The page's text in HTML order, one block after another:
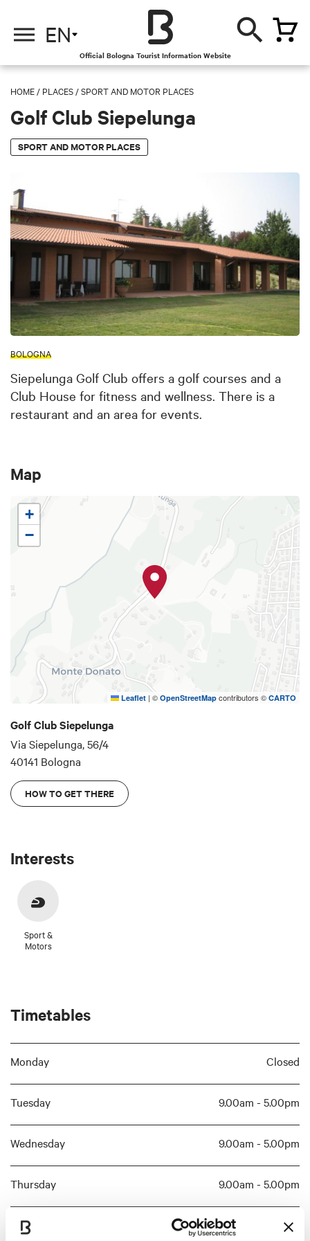
EN
Official Bologna Tourist Information Website
HOME / PLACES /SPORT AND MOTOR PLACES
Golf Club Siepelunga
SPORT AND MOTOR PLACES
BOLOGNA
Siepelunga Golf Club offers a golf courses and a
Club House for fitness and wellness. There is a
restaurant and an area for events.
Map
+
−
Leaflet | © OpenStreetMap contributors © CARTO
Golf Club Siepelunga
Via Siepelunga, 56/4
40141 Bologna
HOW TO GET THERE
Interests
Sport &
Motors
Timetables
Monday Closed
Tuesday 9.00am - 5.00pm
Wednesday 9.00am - 5.00pm
Thursday 9.00am - 5.00pm
Friday 9.00am - 5.00pm